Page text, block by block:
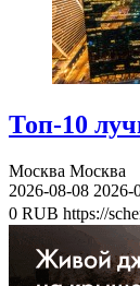
Топ-10
Москва Москва
2026-08-08 2026-
0 RUB https://